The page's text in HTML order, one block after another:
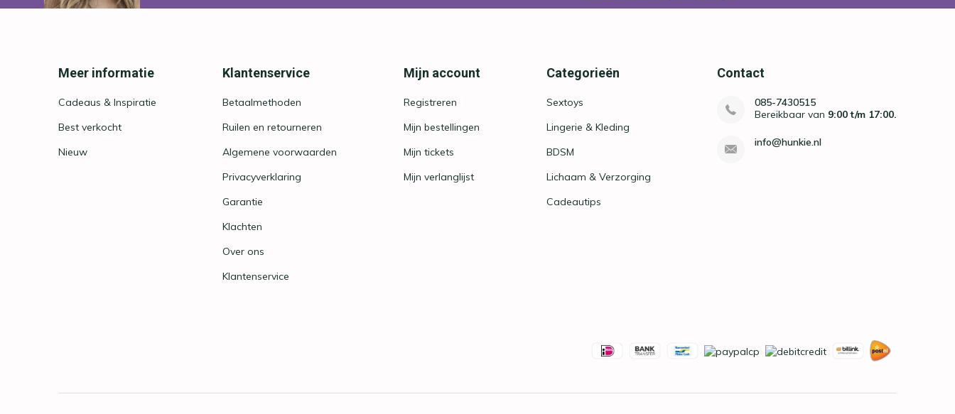
Meer informatie
Cadeaus & Inspiratie
Best verkocht
Nieuw
Klantenservice
Betaalmethoden
Ruilen en retourneren
Algemene voorwaarden
Privacyverklaring
Garantie
Klachten
Over ons
Klantenservice
Mijn account
Registreren
Mijn bestellingen
Mijn tickets
Mijn verlanglijst
Categorieën
Sextoys
Lingerie & Kleding
BDSM
Lichaam & Verzorging
Cadeautips
Contact
085-7430515
Bereikbaar van 9:00 t/m 17:00.
info@hunkie.nl